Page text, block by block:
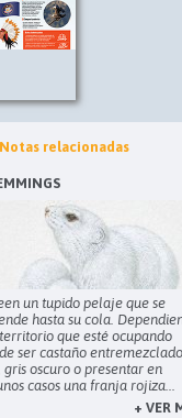
Notas relacionadas
un tupido pelaje que se
hasta su cola.
que esté ocupando
ser castaño
gris oscuro o presentar en
casos una franja rojiza...
+ VER